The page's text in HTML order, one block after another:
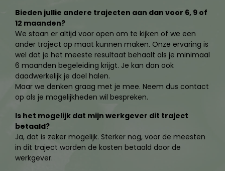
Bieden jullie andere trajecten aan dan voor 6, 9 of
12 maanden?
We staan er altijd voor open om te kijken of we een
ander traject op maat kunnen maken. Onze ervaring is
wel dat je het meeste resultaat behaalt als je minimaal
6 maanden begeleiding krijgt. Je kan dan ook
daadwerkelijk je doel halen.
Maar we denken graag met je mee. Neem dus contact
op als je mogelijkheden wil bespreken.
Is het mogelijk dat mijn werkgever dit traject
betaald?
Ja, dat is zeker mogelijk. Sterker nog, voor de meesten
in dit traject worden de kosten betaald door de
werkgever.